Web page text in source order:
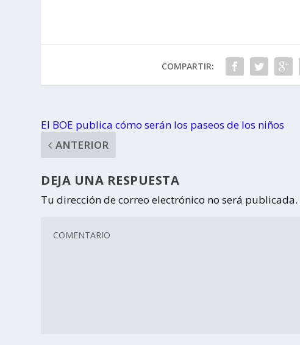
COMPARTIR:
El BOE publica cómo serán los paseos de los niños
ANTERIOR
DEJA UNA RESPUESTA
Tu dirección de correo electrónico no será publicada.